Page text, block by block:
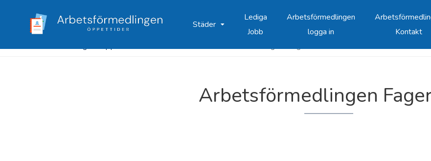
Städer
Lediga
Jobb
Arbetsförmedlingen
logga in
Kontakt
Arbetsförmedlingen